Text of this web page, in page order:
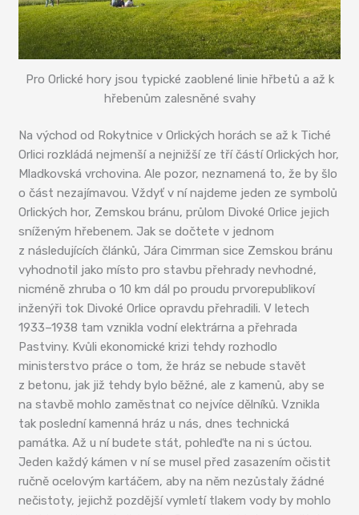
Pro Orlické hory jsou typické zaoblené linie hřbetů a až k
hřebenům zalesněné svahy
Na východ od Rokytnice v Orlických horách se až k Tiché
Orlici rozkládá nejmenší a nejnižší ze tří částí Orlických hor,
Mladkovská vrchovina. Ale pozor, neznamená to, že by šlo
o část nezajímavou. Vždyť v ní najdeme jeden ze symbolů
Orlických hor, Zemskou bránu, průlom Divoké Orlice jejich
sníženým hřebenem. Jak se dočtete v jednom
z následujících článků, Jára Cimrman sice Zemskou bránu
vyhodnotil jako místo pro stavbu přehrady nevhodné,
nicméně zhruba o 10 km dál po proudu prvorepublikoví
inženýři tok Divoké Orlice opravdu přehradili. V letech
1933–1938 tam vznikla vodní elektrárna a přehrada
Pastviny. Kvůli ekonomické krizi tehdy rozhodlo
ministerstvo práce o tom, že hráz se nebude stavět
z betonu, jak již tehdy bylo běžné, ale z kamenů, aby se
na stavbě mohlo zaměstnat co nejvíce dělníků. Vznikla
tak poslední kamenná hráz u nás, dnes technická
památka. Až u ní budete stát, pohleďte na ni s úctou.
Jeden každý kámen v ní se musel před zasazením očistit
ručně ocelovým kartáčem, aby na něm nezůstaly žádné
nečistoty, jejichž pozdější vymletí tlakem vody by mohlo